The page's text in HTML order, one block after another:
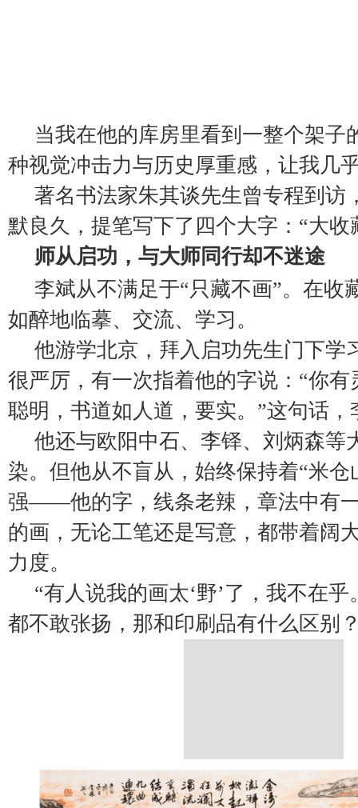
当我在他的库房里看到一整个架子
种视觉冲击力与历史厚重感，让我几
著名书法家朱其谈先生曾专程到访
默良久，提笔写下了四个大字：“大收
师从启功，与大师同行却不迷途
李斌从不满足于“只藏不画”。在收
如醉地临摹、交流、学习。
他游学北京，拜入启功先生门下学
很严厉，有一次指着他的字说：“你
聪明，书道如人道，要实。”这句话
他还与欧阳中石、李铎、刘炳森等
染。但他从不盲从，始终保持着“米仓
强——他的字，线条老辣，章法中有
的画，无论工笔还是写意，都带着阔
力度。
“有人说我的画太‘野’了，我不在
都不敢张扬，那和印刷品有什么区别